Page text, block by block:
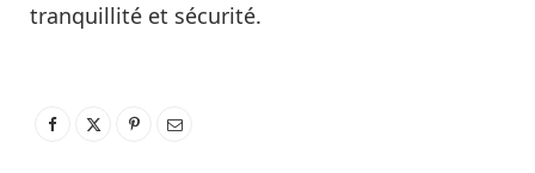
tranquillité et sécurité.